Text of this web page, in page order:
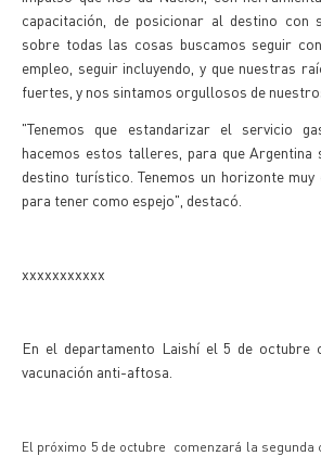
capacitación, de posicionar al destino con
sobre todas las cosas buscamos seguir
empleo, seguir incluyendo, y que nuestras
fuertes, y nos sintamos orgullosos de
"Tenemos que estandarizar el servicio
hacemos estos talleres, para que Argentina
destino turístico. Tenemos un horizonte muy
para tener como espejo", destacó.
xxxxxxxxxxx
En el departamento Laishí el 5 de octubre
vacunación anti-aftosa.
El próximo 5 de octubre comenzará la segunda